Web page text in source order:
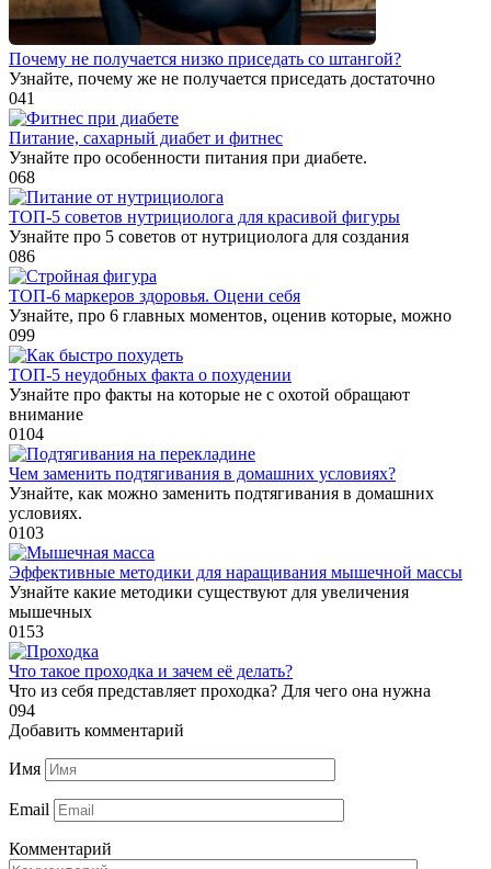
Почему не получается низко приседать со штангой?
Узнайте, почему же не получается приседать достаточно
041
Питание, сахарный диабет и фитнес
Узнайте про особенности питания при диабете.
068
ТОП-5 советов нутрициолога для красивой фигуры
Узнайте про 5 советов от нутрициолога для создания
086
ТОП-6 маркеров здоровья. Оцени себя
Узнайте, про 6 главных моментов, оценив которые, можно
099
ТОП-5 неудобных факта о похудении
Узнайте про факты на которые не с охотой обращают
внимание
0104
Чем заменить подтягивания в домашних условиях?
Узнайте, как можно заменить подтягивания в домашних
условиях.
0103
Эффективные методики для наращивания мышечной массы
Узнайте какие методики существуют для увеличения
мышечных
0153
Что такое проходка и зачем её делать?
Что из себя представляет проходка? Для чего она нужна
094
Добавить комментарий
Имя
Email
Комментарий